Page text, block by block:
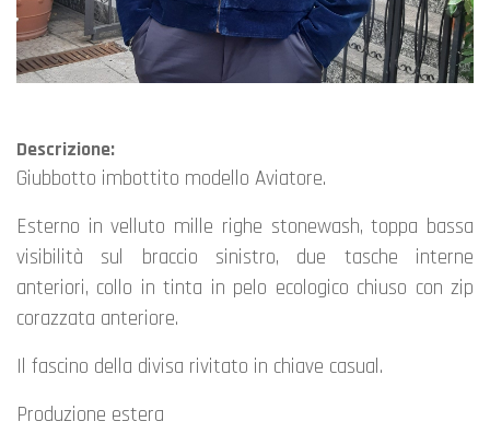
Descrizione:
giubbotto imbottito modello Aviatore.
Esterno in velluto mille righe stonewash, toppa bassa
visibilità sul braccio sinistro, due tasche interne
anteriori, collo in tinta in pelo ecologico chiuso con zip
corazzata anteriore.
Il fascino della divisa rivitato in chiave casual.
Produzione estera